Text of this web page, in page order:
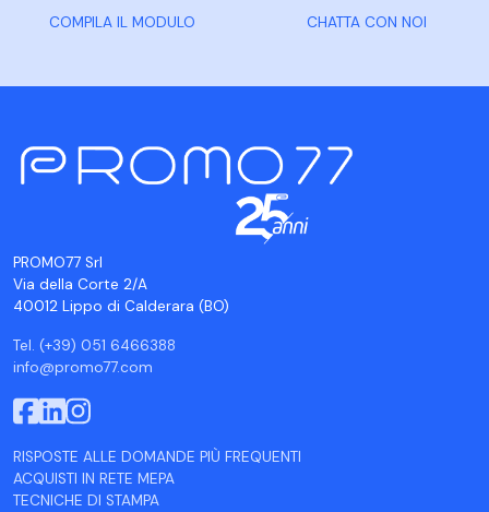
COMPILA IL MODULO CHATTA CON NOI
PROMO77 Srl
Via della Corte 2/A
40012 Lippo di Calderara (BO)
Tel. (+39) 051 6466388
info@promo77.com
RISPOSTE ALLE DOMANDE PIÙ FREQUENTI
ACQUISTI IN RETE MEPA
TECNICHE DI STAMPA